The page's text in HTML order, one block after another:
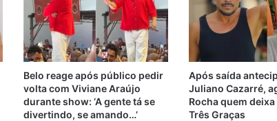
Belo reage após público pedir
volta com Viviane Araújo
durante show: ‘A gente tá se
divertindo, se amando…’
Após saída
Juliano Cazarré,
Rocha quem
Três Graças